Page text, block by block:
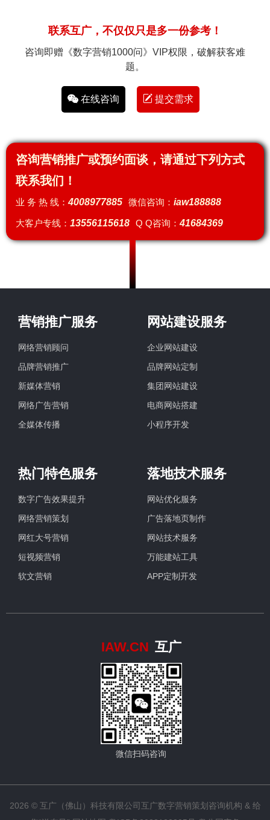
联系互广，不仅仅只是多一份参考！
咨询即赠《数字营销1000问》VIP权限，破解获客难
题。
在线咨询 提交需求
咨询营销推广或预约面谈，请通过下列方式
联系我们！
业 务 热 线：4008977885 微信咨询： iaw188888
大客户专线： 13556115618 Q Q咨询：41684369
营销推广服务
网络营销顾问
品牌营销推广
新媒体营销
网络广告营销
全媒体传播
网站建设服务
企业网站建设
品牌网站定制
集团网站建设
电商网站搭建
小程序开发
热门特色服务
数字广告效果提升
网络营销策划
网红大号营销
短视频营销
软文营销
落地技术服务
网站优化服务
广告落地页制作
网站技术服务
万能建站工具
APP定制开发
IAW.CN 互广
微信扫码咨询
2026 © 互广（佛山）科技有限公司互广数字营销策划咨询机构 & 给